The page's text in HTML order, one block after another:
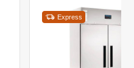
Express